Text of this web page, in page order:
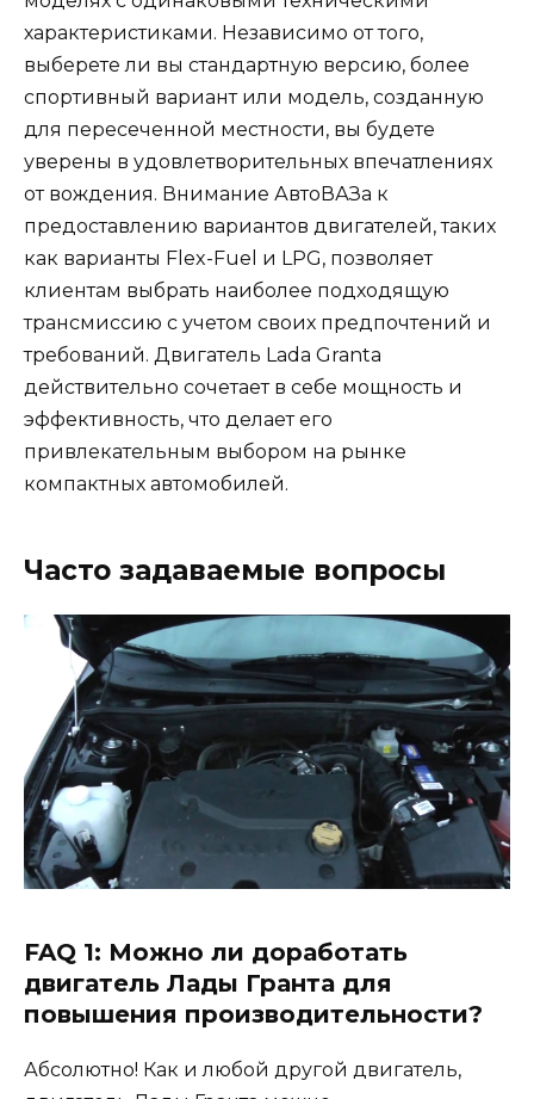
характеристиками. Независимо от того,
выберете ли вы стандартную версию, более
спортивный вариант или модель, созданную
для пересеченной местности, вы будете
уверены в удовлетворительных впечатлениях
от вождения. Внимание АвтоВАЗа к
предоставлению вариантов двигателей, таких
как варианты Flex-Fuel и LPG, позволяет
клиентам выбрать наиболее подходящую
трансмиссию с учетом своих предпочтений и
требований. Двигатель Lada Granta
действительно сочетает в себе мощность и
эффективность, что делает его
привлекательным выбором на рынке
компактных автомобилей.
Часто задаваемые вопросы
FAQ 1: Можно ли доработать
двигатель Лады Гранта для
повышения производительности?
Абсолютно! Как и любой другой двигатель,